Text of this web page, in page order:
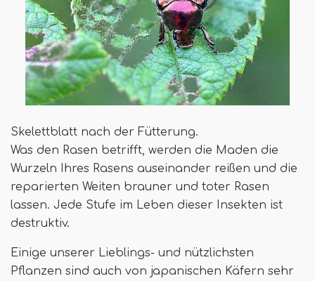
Skelettblatt nach der Fütterung.
Was den Rasen betrifft, werden die Maden die
Wurzeln Ihres Rasens auseinander reißen und die
reparierten Weiten brauner und toter Rasen
lassen. Jede Stufe im Leben dieser Insekten ist
destruktiv.
Einige unserer Lieblings- und nützlichsten
Pflanzen sind auch von japanischen Käfern sehr